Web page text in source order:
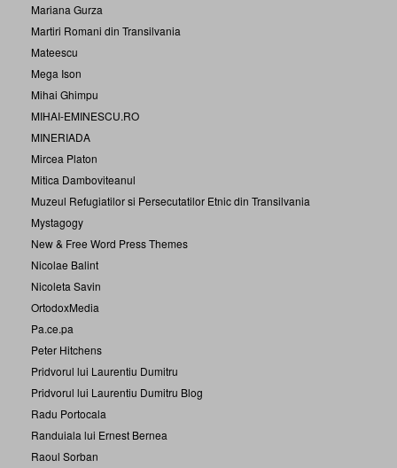
Mariana Gurza
Martiri Romani din Transilvania
Mateescu
Mega Ison
Mihai Ghimpu
MIHAI-EMINESCU.RO
MINERIADA
Mircea Platon
Mitica Damboviteanul
Muzeul Refugiatilor si Persecutatilor Etnic din Transilvania
Mystagogy
New & Free Word Press Themes
Nicolae Balint
Nicoleta Savin
OrtodoxMedia
Pa.ce.pa
Peter Hitchens
Pridvorul lui Laurentiu Dumitru
Pridvorul lui Laurentiu Dumitru Blog
Radu Portocala
Randuiala lui Ernest Bernea
Raoul Sorban